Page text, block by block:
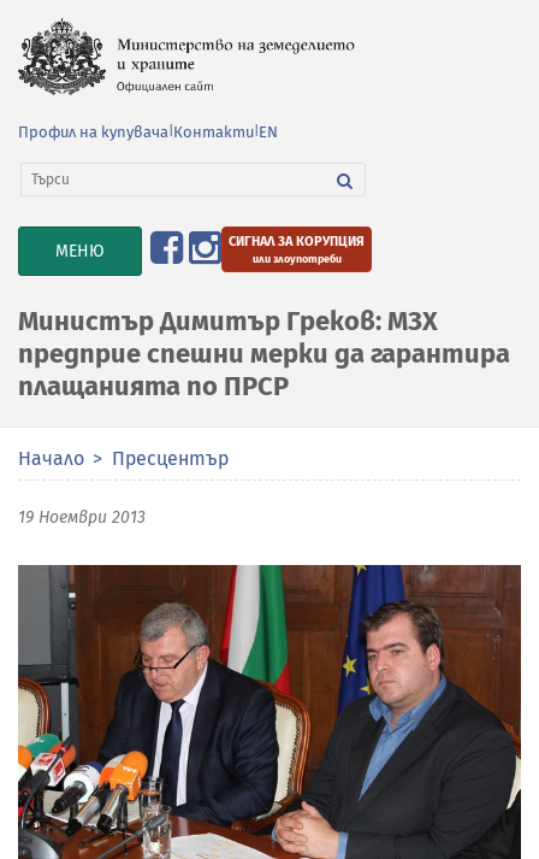
Профил на купувача Контакти EN
TOGGLE
NAVIGATION
МЕНЮ СИГНАЛ ЗА КОРУПЦИЯ
или злоупотреби
Министър Димитър Греков: МЗХ
предприе спешни мерки да гарантира
плащанията по ПРСР
Начало Пресцентър
19 Ноември 2013